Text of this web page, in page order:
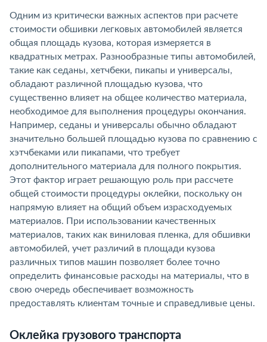
Одним из критически важных аспектов при расчете
стоимости обшивки легковых автомобилей является
общая площадь кузова, которая измеряется в
квадратных метрах. Разнообразные типы автомобилей,
такие как седаны, хетчбеки, пикапы и универсалы,
обладают различной площадью кузова, что
существенно влияет на общее количество материала,
необходимое для выполнения процедуры окончания.
Например, седаны и универсалы обычно обладают
значительно большей площадью кузова по сравнению с
хэтчбеками или пикапами, что требует
дополнительного материала для полного покрытия.
Этот фактор играет решающую роль при рассчете
общей стоимости процедуры оклейки, поскольку он
напрямую влияет на общий объем израсходуемых
материалов. При использовании качественных
материалов, таких как виниловая пленка, для обшивки
автомобилей, учет различий в площади кузова
различных типов машин позволяет более точно
определить финансовые расходы на материалы, что в
свою очередь обеспечивает возможность
предоставлять клиентам точные и справедливые цены.
Оклейка грузового транспорта